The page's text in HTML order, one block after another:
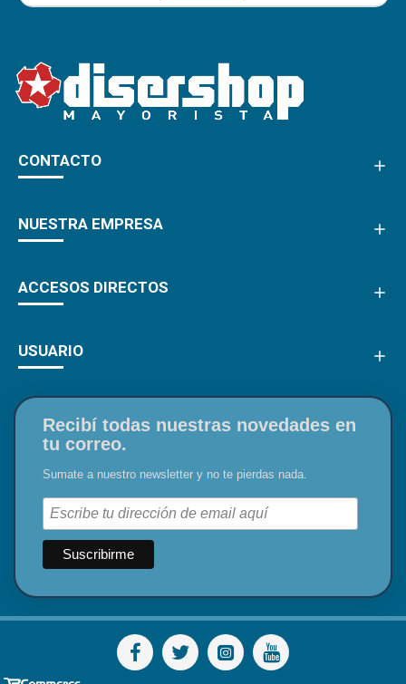
CONTACTO
NUESTRA EMPRESA
ACCESOS DIRECTOS
USUARIO
Recibí todas nuestras novedades en
tu correo.
Sumate a nuestro newsletter y no te pierdas nada.